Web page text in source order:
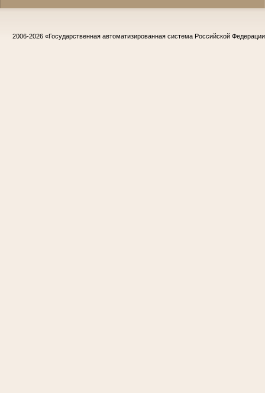
2006-2026 «Государственная автоматизированная система Российской